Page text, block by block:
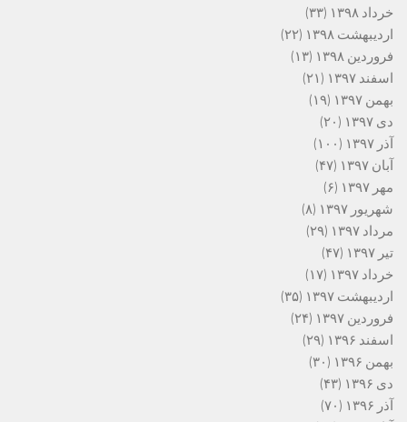
خرداد ۱۳۹۸
(۳۳)
اردیبهشت ۱۳۹۸
(۲۲)
فروردین ۱۳۹۸
(۱۳)
اسفند ۱۳۹۷
(۲۱)
بهمن ۱۳۹۷
(۱۹)
دی ۱۳۹۷
(۲۰)
آذر ۱۳۹۷
(۱۰۰)
آبان ۱۳۹۷
(۴۷)
مهر ۱۳۹۷
(۶)
شهریور ۱۳۹۷
(۸)
مرداد ۱۳۹۷
(۲۹)
تیر ۱۳۹۷
(۴۷)
خرداد ۱۳۹۷
(۱۷)
اردیبهشت ۱۳۹۷
(۳۵)
فروردین ۱۳۹۷
(۲۴)
اسفند ۱۳۹۶
(۲۹)
بهمن ۱۳۹۶
(۳۰)
دی ۱۳۹۶
(۴۳)
آذر ۱۳۹۶
(۷۰)